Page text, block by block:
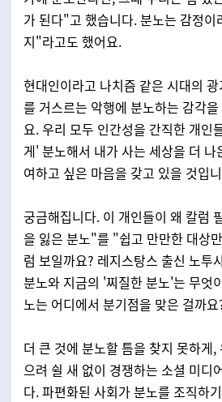
가 된다"고 했습니다. 분노는 감정
지"라고도 했어요.
현대인이라고 나치즘 같은 시대의
를 거스르는 악행에 분노하는 감각
요. 우리 모두 인간성을 간직한 개인
게' 분노해서 내가 사는 세상을 더
여하고 싶은 마음을 갖고 있을 것입
궁금해집니다. 이 개인들이 왜 칼럼
을 잃은 분노"를 "쉽고 만만한 대상
럼 보일까요? 레지스탕스 출신 노투
분노와 지금의 '찌질한 분노'는 무엇
노는 어디에서 분기점을 맞은 걸까요
더 큰 것에 분노할 틈을 찾지 못하게
으려 쉴 새 없이 경쟁하는 소셜 미디
다. 파편화된 사회가 분노를 조직하